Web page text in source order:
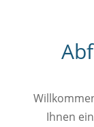
Ihnen